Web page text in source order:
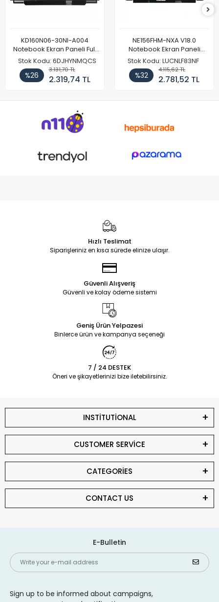
KD160N06-30NI-A004
Notebook Ekran Paneli Full
HD
Stok Kodu: 6DJHYNMQCS
%26
3.131,70 TL
2.319,74 TL
NE156FHM-NXA V18.0
Notebook Ekran Paneli
144Hz
Stok Kodu: LUCNLF83NF
%32
4.115,62 TL
2.781,52 TL
Hızlı Teslimat
Siparişleriniz en kısa sürede elinize ulaşır.
Güvenli Alışveriş
Güvenli ve kolay ödeme sistemi
Geniş Ürün Yelpazesi
Binlerce ürün ve kampanya seçeneği
7 / 24 DESTEK
Öneri ve şikayetlerinizi bize iletebilirsiniz.
INSTİTUTİONAL
CUSTOMER SERVİCE
CATEGORİES
CONTACT US
E-Bulletin
Sign up to be informed about campaigns,